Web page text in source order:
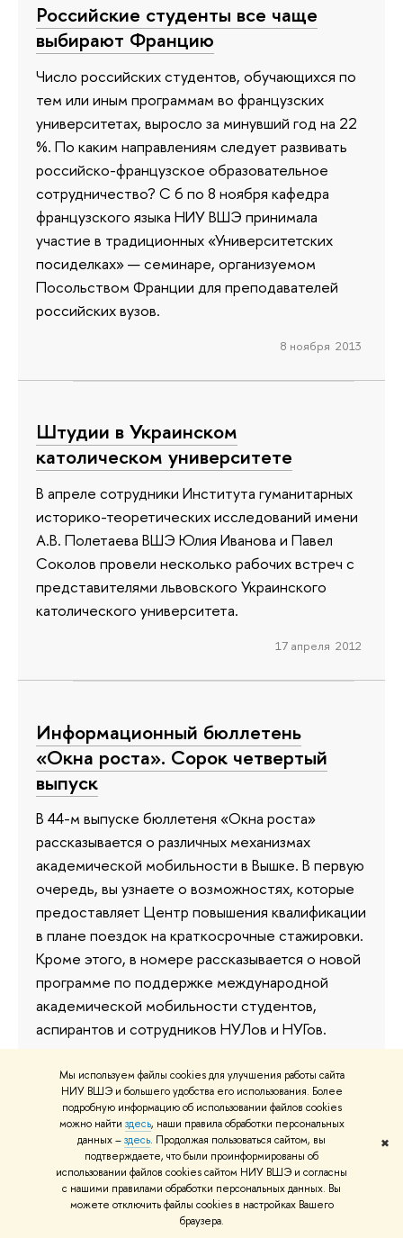
Мы используем файлы cookies для улучшения работы сайта
НИУ ВШЭ и большего удобства его использования. Более
подробную информацию об использовании файлов cookies
можно найти здесь, наши правила обработки персональных
данных –здесь. Продолжая пользоваться сайтом, вы
подтверждаете, что были проинформированы об
использовании файлов cookies сайтом НИУ ВШЭ и согласны
с нашими правилами обработки персональных данных. Вы
можете отключить файлы cookies в настройках Вашего
браузера.
✖
Российские студенты все чаще
выбирают Францию
Число российских студентов, обучающихся по
тем или иным программам во французских
университетах, выросло за минувший год на 22
%. По каким направлениям следует развивать
российско-французское образовательное
сотрудничество? С 6 по 8 ноября кафедра
французского языка НИУ ВШЭ принимала
участие в традиционных «Университетских
посиделках» — семинаре, организуемом
Посольством Франции для преподавателей
российских вузов.
8 ноября 2013
Штудии в Украинском
католическом университете
В апреле сотрудники Института гуманитарных
историко-теоретических исследований имени
А.В. Полетаева ВШЭ Юлия Иванова и Павел
Соколов провели несколько рабочих встреч с
представителями львовского Украинского
католического университета.
17 апреля 2012
Информационный бюллетень
«Окна роста». Сорок четвертый
выпуск
В 44-м выпуске бюллетеня «Окна роста»
рассказывается о различных механизмах
академической мобильности в Вышке. В первую
очередь, вы узнаете о возможностях, которые
предоставляет Центр повышения квалификации
в плане поездок на краткосрочные стажировки.
Кроме этого, в номере рассказывается о новой
программе по поддержке международной
академической мобильности студентов,
аспирантов и сотрудников НУЛов и НУГов.
О ВЫШКЕ